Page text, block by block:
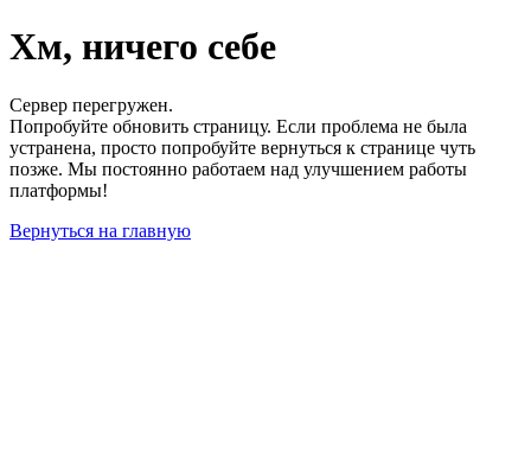
Хм, ничего себе
Сервер перегружен.
Попробуйте обновить страницу. Если проблема не была
устранена, просто попробуйте вернуться к странице чуть
позже. Мы постоянно работаем над улучшением работы
платформы!
Вернуться на главную